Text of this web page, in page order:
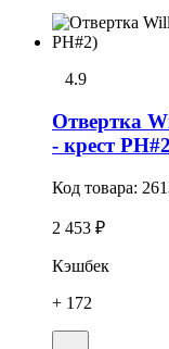
4.9
Отвертка
- крест
Код товара:
2 453 ₽
Кэшбек
+ 172